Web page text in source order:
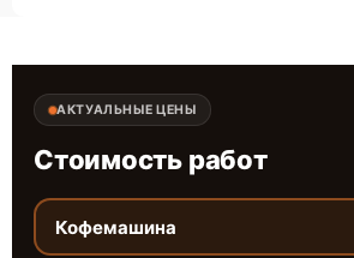
АКТУАЛЬНЫЕ ЦЕНЫ
Стоимость работ
Кофемашина